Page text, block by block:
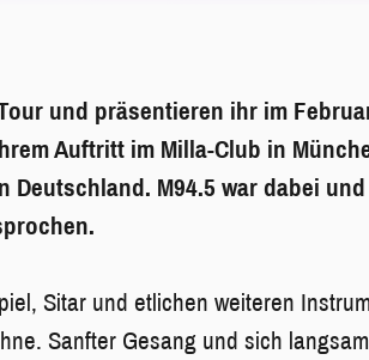
und präsentieren ihr im
Auftritt im Milla-Club in
Deutschland. M94.5 war dabei
Sitar und etlichen weiteren
Sanfter Gesang und sich